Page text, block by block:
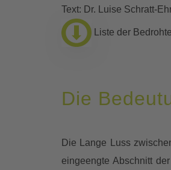
Text: Dr. Luise Schratt-
Liste der
Die
Die Lange Luss
eingeengte Abschnitt